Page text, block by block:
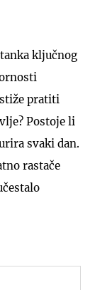
ključnog
pratiti
Postoje li
svaki dan.
rastače